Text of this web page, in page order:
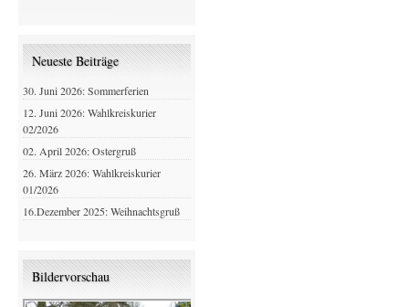
Neueste Beiträge
30. Juni 2026: Sommerferien
12. Juni 2026: Wahlkreiskurier
02/2026
02. April 2026: Ostergruß
26. März 2026: Wahlkreiskurier
01/2026
16.Dezember 2025: Weihnachtsgruß
Bildervorschau